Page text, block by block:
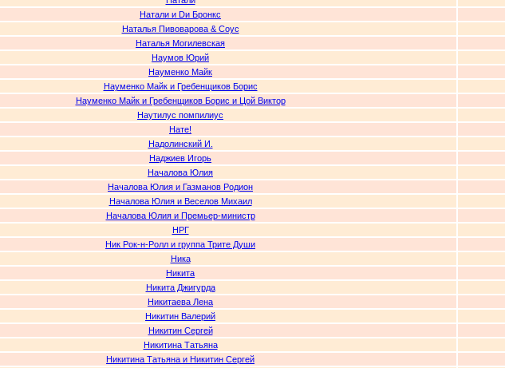
Натали и Dи Бронкс
Наталья Пивоварова & Соус
Наталья Могилевская
Наумов Юрий
Науменко Майк
Науменко Майк и Гребенщиков Борис
Науменко Майк и Гребенщиков Борис и Цой Виктор
Наутилус помпилиус
Нате!
Надолинский И.
Наджиев Игорь
Началова Юлия
Началова Юлия и Газманов Родион
Началова Юлия и Веселов Михаил
Началова Юлия и Премьер-министр
НРГ
Ник Рок-н-Ролл и группа Трите Души
Ника
Никита
Никита Джигурда
Никитаева Лена
Никитин Валерий
Никитин Сергей
Никитина Татьяна
Никитина Татьяна и Никитин Сергей